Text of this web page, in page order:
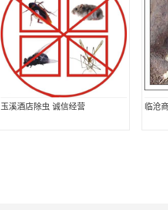
玉溪酒店除虫 诚信经营 临沧